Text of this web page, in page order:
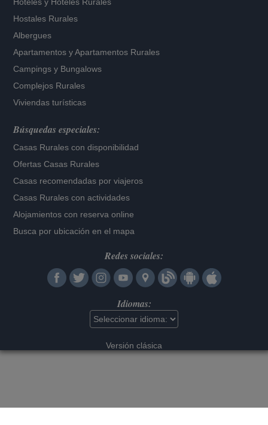
Hostales Rurales
Albergues
Apartamentos yApartamentos Rurales
Campings y Bungalows
Complejos Rurales
Viviendas turísticas
Búsquedas especiales:
Casas Rurales con disponibilidad
Ofertas Casas Rurales
Casas recomendadas por viajeros
Casas Rurales con actividades
Alojamientos con reserva online
Busca por ubicación en el mapa
Redes sociales:
Idiomas:
Versión clásica